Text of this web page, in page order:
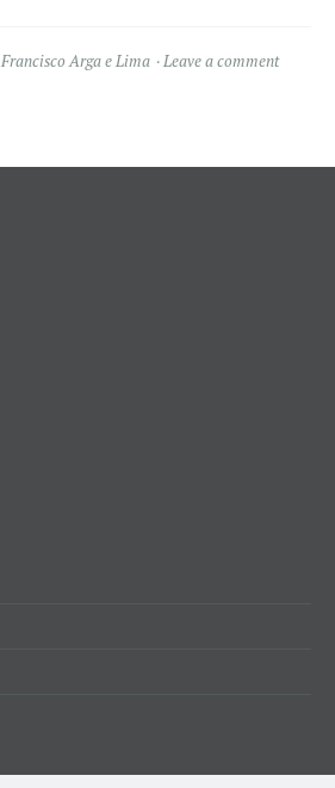
Francisco Arga e Lima Leave a comment